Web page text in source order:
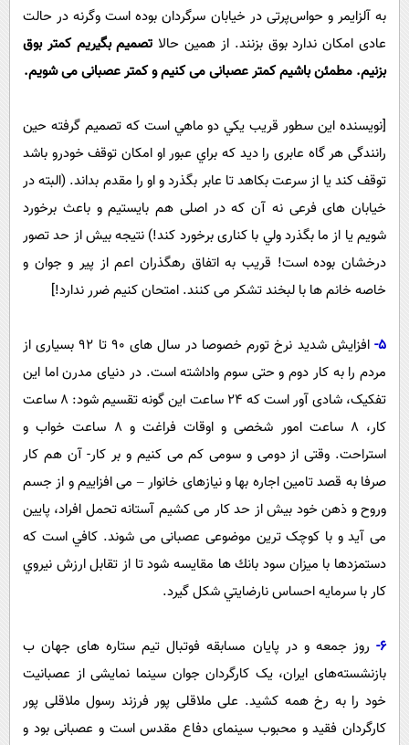
به آلزایمر و حواس‌پرتی در خیابان سرگردان بوده است وگرنه در حالت
عادی امکان ندارد بوق بزنند. از همین حالا تصمیم بگیریم کمتر بوق
بزنیم. مطمئن باشیم کمتر عصبانی می کنیم و کمتر عصبانی می شویم.
[نویسنده این سطور قریب یکي دو ماهي است كه تصمیم گرفته حین
رانندگی هر گاه عابری را دید که براي عبور او امکان توقف خودرو باشد
توقف کند يا از سرعت بكاهد تا عابر بگذرد و او را مقدم بداند. (البته در
خیابان های فرعی نه آن که در اصلی هم بایستیم و باعث برخورد
شویم یا از ما بگذرد ولي با کناری برخورد کند!) نتیجه بیش از حد تصور
درخشان بوده است! قریب به اتفاق رهگذران اعم از پیر و جوان و
خاصه خانم ها با لبخند تشکر می کنند. امتحان کنیم ضرر ندارد!]
5-
افزایش شدید نرخ تورم خصوصا در سال های 90 تا 92 بسیاری از
مردم را به کار دوم و حتی سوم واداشته است. در دنیای مدرن اما این
تفکیک، شادی آور است که 24 ساعت این گونه تقسیم شود: 8 ساعت
کار، 8 ساعت امور شخصی و اوقات فراغت و 8 ساعت خواب و
استراحت. وقتی از دومی و سومی کم می کنیم و بر کار- آن هم کار
صرفا به قصد تامین اجاره بها و نیازهای خانوار – می افزاییم و از جسم
وروح و ذهن خود بیش از حد کار می کشیم آستانه تحمل افراد، پایین
می آید و با کوچک ترین موضوعی عصبانی می شوند. كافي است كه
دستمزدها با ميزان سود بانك ها مقايسه شود تا از تقابل ارزش نيروي
كار با سرمايه احساس نارضايتي شكل گيرد.
6- روز جمعه و در پایان مسابقه فوتبال تیم ستاره های جهان ب
بازنشسته‌های ایران، یک کارگردان جوان سینما نمایشی از عصبانیت
خود را به رخ همه کشید. علی ملاقلی پور فرزند رسول ملاقلی پور
کارگردان فقید و محبوب سینمای دفاع مقدس است و عصبانی بود و